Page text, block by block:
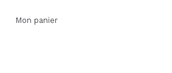
Mon panier